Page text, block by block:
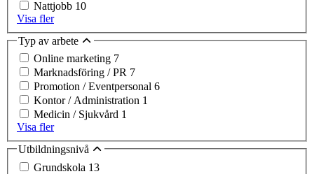
Nattjobb 10
Visa fler
Typ av arbete
Online marketing 7
Marknadsföring / PR 7
Promotion / Eventpersonal 6
Kontor / Administration 1
Medicin / Sjukvård 1
Visa fler
Utbildningsnivå
Grundskola 13